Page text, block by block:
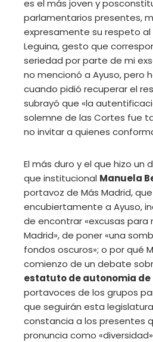
es el más joven y
parlamentarios presentes,
expresamente su respeto
Leguina, gesto que
seriedad por parte de mi
no mencionó a Ayuso, pero
cuando pidió recuperar el
subrayó que «la
solemne de las Cortes fue
no invitar a quienes
El más duro y el que hizo un
que institucional Manuela
portavoz de Más Madrid,
encubiertamente a Ayuso,
de encontrar «excusas para
Madrid», de poner «una
fondos oscuros»; o por qué
comienzo de un debate
estatuto de autonomia
portavoces de los grupos
que seguirán esta
constancia a los presentes
pronuncia como «diversidad»,